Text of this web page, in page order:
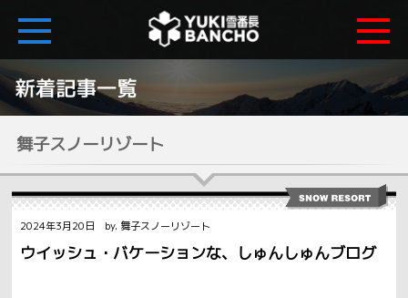
舞子スノーリゾート
2024年3月20日 by. 舞子スノーリゾート
ウイッシュ・バケーションな、しゅんしゅんブログ